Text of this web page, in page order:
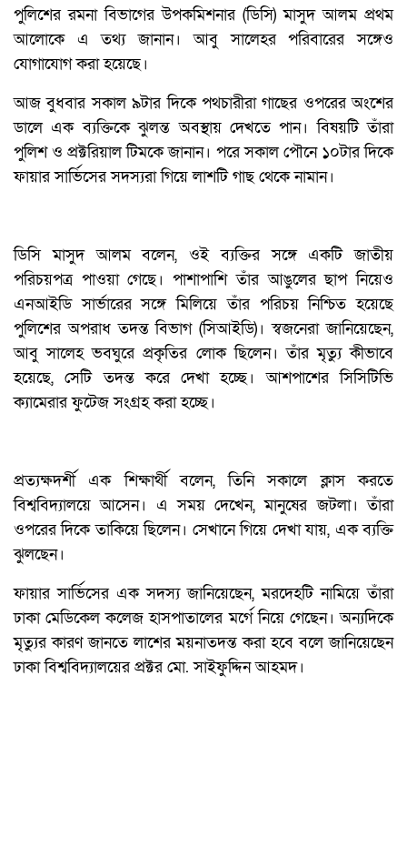
পুলিশের রমনা বিভাগের উপকমিশনার (ডিসি) মাসুদ আলম প্রথম
আলোকে এ তথ্য জানান। আবু সালেহর পরিবারের সঙ্গেও
যোগাযোগ করা হয়েছে।
আজ বুধবার সকাল ৯টার দিকে পথচারীরা গাছের ওপরের অংশের
ডালে এক ব্যক্তিকে ঝুলন্ত অবস্থায় দেখতে পান। বিষয়টি তাঁরা
পুলিশ ও প্রক্টরিয়াল টিমকে জানান। পরে সকাল পৌনে ১০টার দিকে
ফায়ার সার্ভিসের সদস্যরা গিয়ে লাশটি গাছ থেকে নামান।
ডিসি মাসুদ আলম বলেন, ওই ব্যক্তির সঙ্গে একটি জাতীয়
পরিচয়পত্র পাওয়া গেছে। পাশাপাশি তাঁর আঙুলের ছাপ নিয়েও
এনআইডি সার্ভারের সঙ্গে মিলিয়ে তাঁর পরিচয় নিশ্চিত হয়েছে
পুলিশের অপরাধ তদন্ত বিভাগ (সিআইডি)। স্বজনেরা জানিয়েছেন,
আবু সালেহ ভবঘুরে প্রকৃতির লোক ছিলেন। তাঁর মৃত্যু কীভাবে
হয়েছে, সেটি তদন্ত করে দেখা হচ্ছে। আশপাশের সিসিটিভি
ক্যামেরার ফুটেজ সংগ্রহ করা হচ্ছে।
প্রত্যক্ষদর্শী এক শিক্ষার্থী বলেন, তিনি সকালে ক্লাস করতে
বিশ্ববিদ্যালয়ে আসেন। এ সময় দেখেন, মানুষের জটলা। তাঁরা
ওপরের দিকে তাকিয়ে ছিলেন। সেখানে গিয়ে দেখা যায়, এক ব্যক্তি
ঝুলছেন।
ফায়ার সার্ভিসের এক সদস্য জানিয়েছেন, মরদেহটি নামিয়ে তাঁরা
ঢাকা মেডিকেল কলেজ হাসপাতালের মর্গে নিয়ে গেছেন। অন্যদিকে
মৃত্যুর কারণ জানতে লাশের ময়নাতদন্ত করা হবে বলে জানিয়েছেন
ঢাকা বিশ্ববিদ্যালয়ের প্রক্টর মো. সাইফুদ্দিন আহমদ।